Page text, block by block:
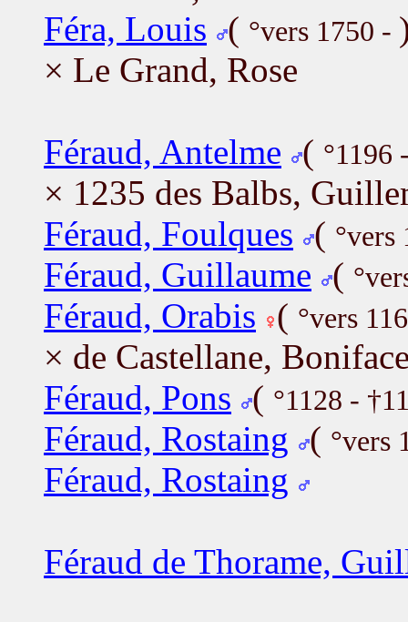
Féra, Louis ( °vers 1750 -
× Le Grand, Rose
Féraud, Antelme ( °1196
× 1235 des Balbs,
Féraud, Foulques (
Féraud, Guillaume (
Féraud, Orabis ( °vers
× de Castellane,
Féraud, Pons ( °1128 -
Féraud, Rostaing ( °vers
Féraud, Rostaing
Féraud de Thorame,